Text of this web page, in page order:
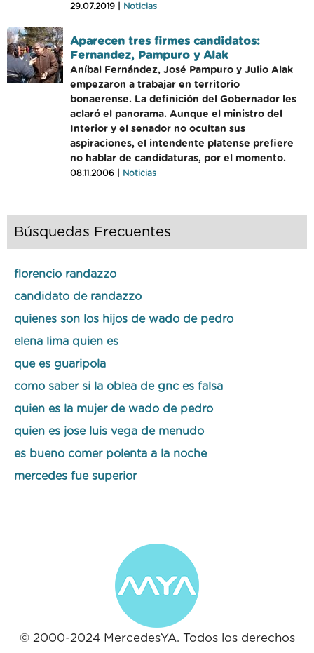
29.07.2019 | Noticias
Aparecen tres firmes candidatos:
Fernandez, Pampuro y Alak
Aníbal Fernández, José Pampuro y Julio Alak
empezaron a trabajar en territorio
bonaerense. La definición del Gobernador les
aclaró el panorama. Aunque el ministro del
Interior y el senador no ocultan sus
aspiraciones, el intendente platense prefiere
no hablar de candidaturas, por el momento.
08.11.2006 | Noticias
Búsquedas Frecuentes
florencio randazzo
candidato de randazzo
quienes son los hijos de wado de pedro
elena lima quien es
que es guaripola
como saber si la oblea de gnc es falsa
quien es la mujer de wado de pedro
quien es jose luis vega de menudo
es bueno comer polenta a la noche
mercedes fue superior
© 2000-2024 MercedesYA. Todos los derechos